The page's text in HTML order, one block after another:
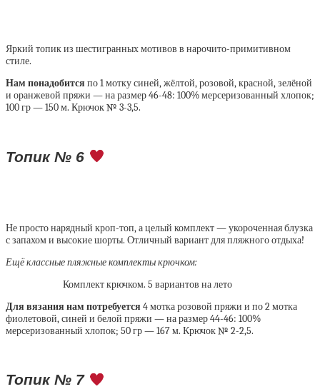
Яркий топик из шестигранных мотивов в нарочито-примитивном
стиле.
Нам понадобится по 1 мотку синей, жёлтой, розовой, красной, зелёной
и оранжевой пряжи — на размер 46-48: 100% мерсеризованный хлопок;
100 гр — 150 м. Крючок № 3-3,5.
Топик № 6
Не просто нарядный кроп-топ, а целый комплект — укороченная блузка
с запахом и высокие шорты. Отличный вариант для пляжного отдыха!
Ещё классные пляжные комплекты крючком:
Комплект крючком. 5 вариантов на лето
Для вязания нам потребуется 4 мотка розовой пряжи и по 2 мотка
фиолетовой, синей и белой пряжи — на размер 44-46: 100%
мерсеризованный хлопок; 50 гр — 167 м. Крючок № 2-2,5.
Топик № 7